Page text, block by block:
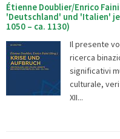
Étienne Doublier/Enrico
'Deutschland' und 'Italien'
1050 – ca. 1130)
Il presente
ricerca
significativi
culturale,
XII...